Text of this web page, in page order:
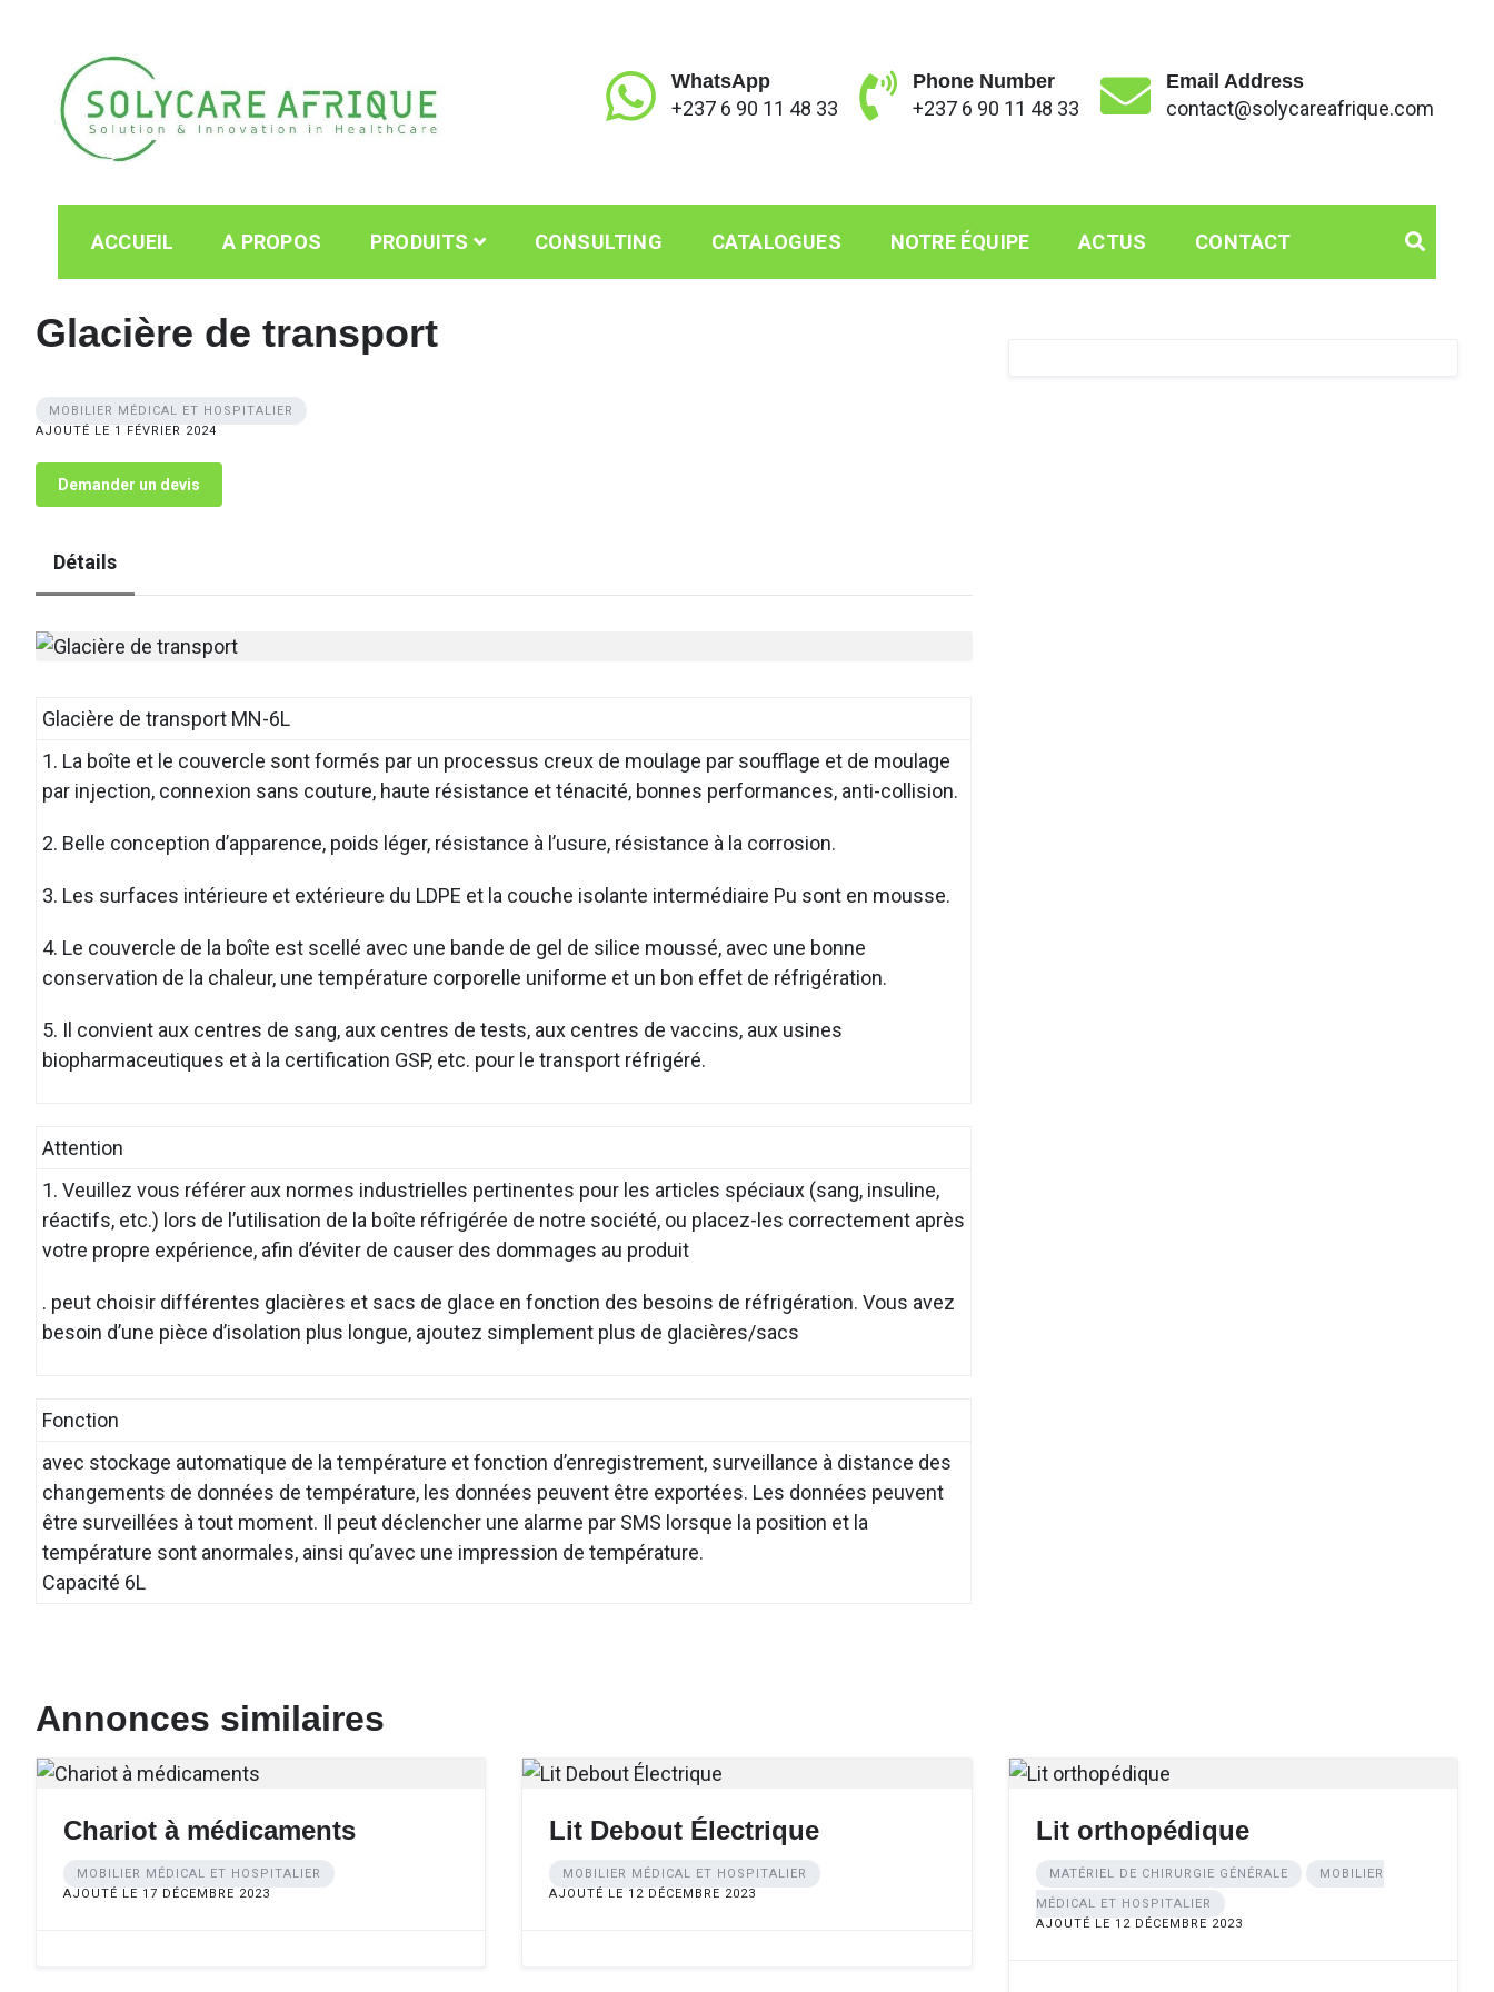
Solycare Afrique
WhatsApp
+237 6 90 11 48 33
Phone Number
+237 6 90 11 48 33
Email Address
contact@solycareafrique.com
ACCUEIL A PROPOS PRODUITS CONSULTING CATALOGUES NOTRE ÉQUIPE ACTUS CONTACT
Glacière de transport
MOBILIER MÉDICAL ET HOSPITALIER
AJOUTÉ LE 1 FÉVRIER 2024
Demander un devis
Détails
Glacière de transport MN-6L
1. La boîte et le couvercle sont formés par un processus creux de moulage par soufflage et de moulage
par injection, connexion sans couture, haute résistance et ténacité, bonnes performances, anti-collision.
2. Belle conception d’apparence, poids léger, résistance à l’usure, résistance à la corrosion.
3. Les surfaces intérieure et extérieure du LDPE et la couche isolante intermédiaire Pu sont en mousse.
4. Le couvercle de la boîte est scellé avec une bande de gel de silice moussé, avec une bonne
conservation de la chaleur, une température corporelle uniforme et un bon effet de réfrigération.
5. Il convient aux centres de sang, aux centres de tests, aux centres de vaccins, aux usines
biopharmaceutiques et à la certification GSP, etc. pour le transport réfrigéré.
Attention
1. Veuillez vous référer aux normes industrielles pertinentes pour les articles spéciaux (sang, insuline,
réactifs, etc.) lors de l’utilisation de la boîte réfrigérée de notre société, ou placez-les correctement après
votre propre expérience, afin d’éviter de causer des dommages au produit
. peut choisir différentes glacières et sacs de glace en fonction des besoins de réfrigération. Vous avez
besoin d’une pièce d’isolation plus longue, ajoutez simplement plus de glacières/sacs
Fonction
avec stockage automatique de la température et fonction d’enregistrement, surveillance à distance des
changements de données de température, les données peuvent être exportées. Les données peuvent
être surveillées à tout moment. Il peut déclencher une alarme par SMS lorsque la position et la
température sont anormales, ainsi qu’avec une impression de température.
Capacité 6L
Annonces similaires
Chariot à médicaments
MOBILIER MÉDICAL ET HOSPITALIER
AJOUTÉ LE 17 DÉCEMBRE 2023
Lit Debout Électrique
MOBILIER MÉDICAL ET HOSPITALIER
AJOUTÉ LE 12 DÉCEMBRE 2023
Lit orthopédique
MATÉRIEL DE CHIRURGIE GÉNÉRALE MOBILIER
MÉDICAL ET HOSPITALIER
AJOUTÉ LE 12 DÉCEMBRE 2023